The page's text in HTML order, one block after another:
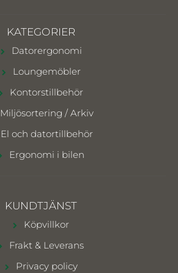
KATEGORIER
Datorergonomi
Loungemöbler
Kontorstillbehör
Miljösortering / Arkiv
El och datortillbehör
Ergonomi i bilen
KUNDTJÄNST
Köpvillkor
Frakt & Leverans
Privacy policy